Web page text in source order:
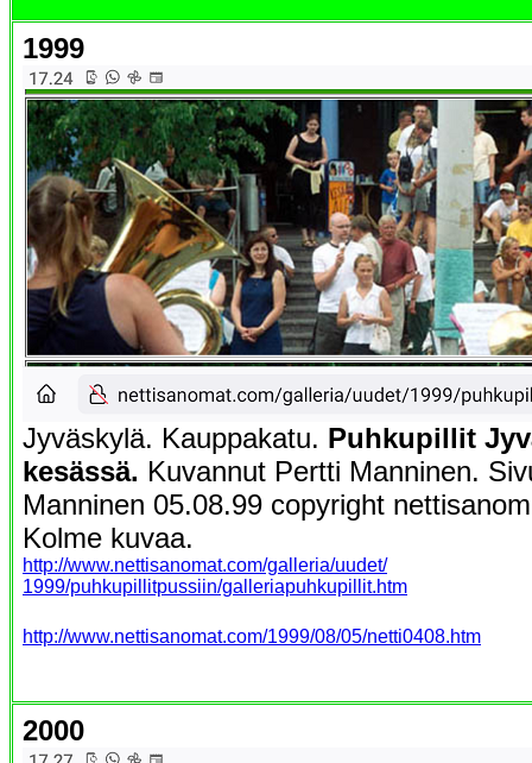
1999
Jyväskylä. Kauppakatu. Puhkupillit
kesässä. Kuvannut Pertti Manninen.
Manninen 05.08.99 copyright
Kolme kuvaa.
http://www.nettisanomat.com/galleria/uudet/
1999/puhkupillitpussiin/galleriapuhkupillit.htm
http://www.nettisanomat.com/1999/08/05/netti0408.htm
2000